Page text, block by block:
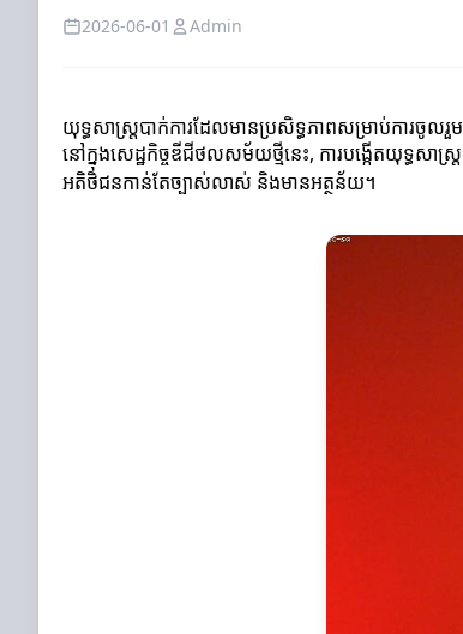
2026-06-01 Admin
យុទ្ធសាស្ត្របាក់ការដែលមានប្រសិទ្ធភាពសម្រាប់ការចូល
នៅក្នុងសេដ្ឋកិច្ចឌីជីថលសម័យថ្មីនេះ, ការបង្កើតយុទ្ធសាស្ត្
អតិថិជនកាន់តែច្បាស់លាស់ និងមានអត្ថន័យ។